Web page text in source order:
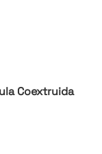
Coextruida